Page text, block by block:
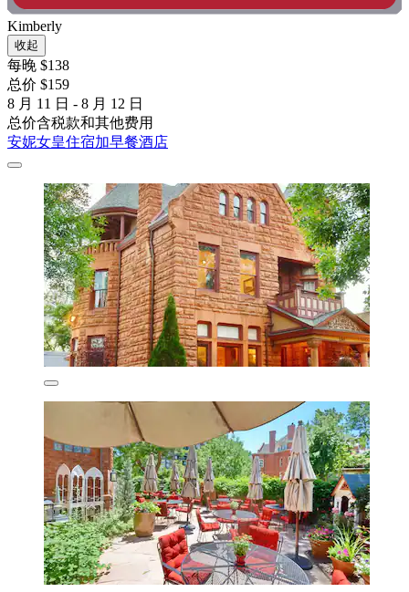
Kimberly
收起
每晚 $138
总价 $159
8 月 11 日 - 8 月 12 日
总价含税款和其他费用
安妮女皇住宿加早餐酒店